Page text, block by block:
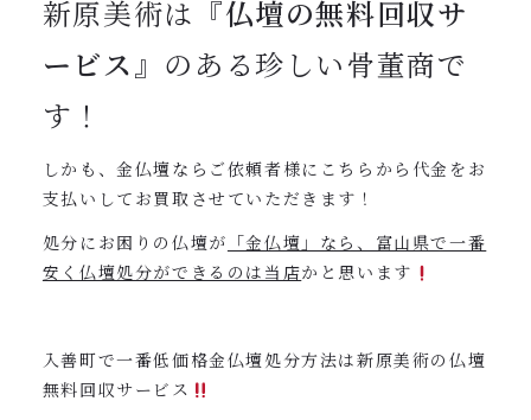
新原美術は『仏壇の無料回収サ
ービス』のある珍しい骨董商で
す！
しかも、金仏壇ならご依頼者様にこちらから代金をお
支払いしてお買取させていただきます！
処分にお困りの仏壇が 「金仏壇」なら、富山県で一番
安く仏壇処分ができるのは当店かと思います
入善町で一番低価格金仏壇処分方法は新原美術の仏壇
無料回収サービス